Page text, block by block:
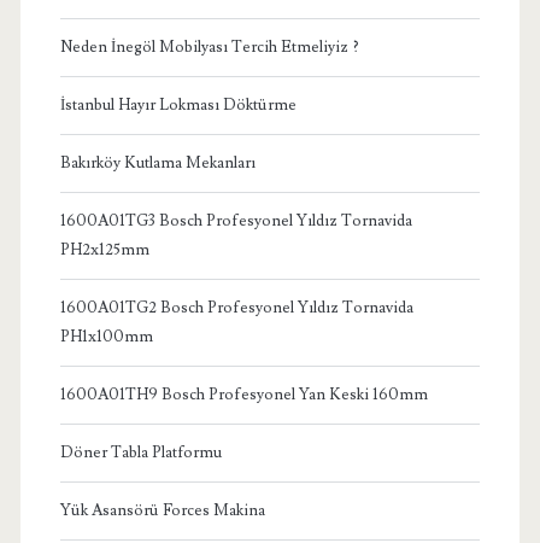
Neden İnegöl Mobilyası Tercih Etmeliyiz ?
İstanbul Hayır Lokması Döktürme
Bakırköy Kutlama Mekanları
1600A01TG3 Bosch Profesyonel Yıldız Tornavida
PH2x125mm
1600A01TG2 Bosch Profesyonel Yıldız Tornavida
PH1x100mm
1600A01TH9 Bosch Profesyonel Yan Keski 160mm
Döner Tabla Platformu
Yük Asansörü Forces Makina